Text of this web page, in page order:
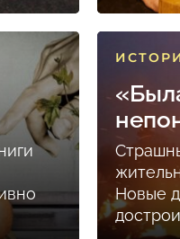
Новые